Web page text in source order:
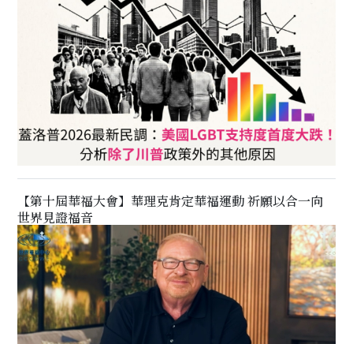
【第十屆華福大會】華理克肯定華福運動 祈願以合一向
世界見證福音